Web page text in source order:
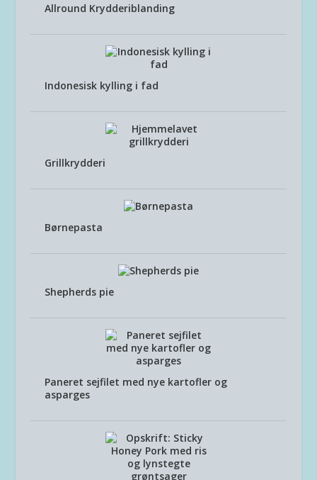
Allround Krydderiblanding
Indonesisk kylling i fad
Grillkrydderi
Børnepasta
Shepherds pie
Paneret sejfilet med nye kartofler og
asparges